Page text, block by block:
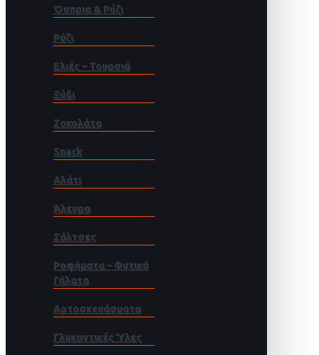
Όσπρια & Ρύζι
Ρύζι
Ελιές – Τουρσιά
Ξύδι
Σοκολάτα
Snack
Αλάτι
Άλευρα
Σάλτσες
Ροφήματα – Φυτικά
Γάλατα
Αρτοσκευάσματα
Γλυκαντικές Ύλες